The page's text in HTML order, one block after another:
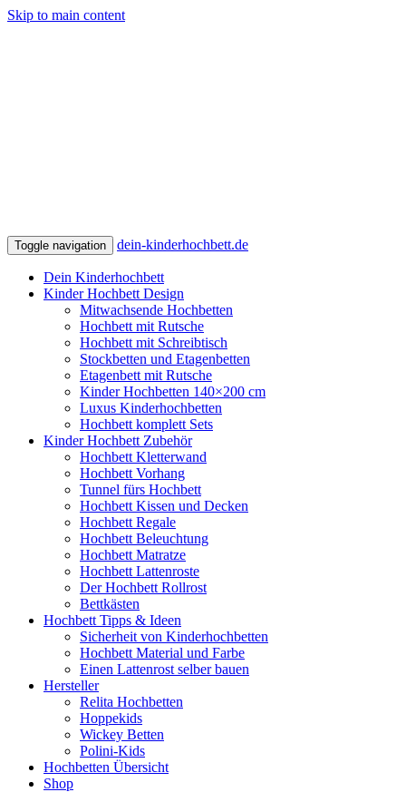
Skip to main content
Toggle navigation dein-kinderhochbett.de
Dein Kinderhochbett
Kinder Hochbett Design
Mitwachsende Hochbetten
Hochbett mit Rutsche
Hochbett mit Schreibtisch
Stockbetten und Etagenbetten
Etagenbett mit Rutsche
Kinder Hochbetten 140×200 cm
Luxus Kinderhochbetten
Hochbett komplett Sets
Kinder Hochbett Zubehör
Hochbett Kletterwand
Hochbett Vorhang
Tunnel fürs Hochbett
Hochbett Kissen und Decken
Hochbett Regale
Hochbett Beleuchtung
Hochbett Matratze
Hochbett Lattenroste
Der Hochbett Rollrost
Bettkästen
Hochbett Tipps & Ideen
Sicherheit von Kinderhochbetten
Hochbett Material und Farbe
Einen Lattenrost selber bauen
Hersteller
Relita Hochbetten
Hoppekids
Wickey Betten
Polini-Kids
Hochbetten Übersicht
Shop